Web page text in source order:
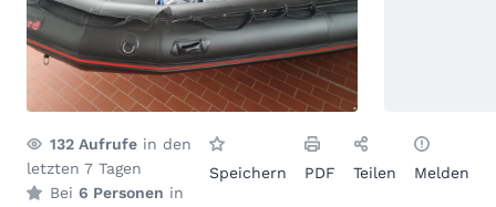
132 Aufrufe in den
letzten 7 Tagen
Bei 6 Personen in
Speichern PDF Teilen Melden